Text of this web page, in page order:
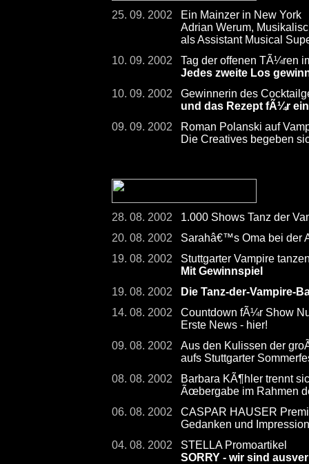
25. 09. 2002
Ein Mainzer in New York
Adrian Werum,
als Assistant Musical
10. 09. 2002
Tag der offenen TÃ¼ren
Jedes zweite Los
10. 09. 2002
Gewinnerin des
und das Rezept fÃ¼r
09. 09. 2002
Roman Polanski auf
Die Creatives begeben
28. 08. 2002
1.000 Shows Tanz der
20. 08. 2002
Sarahâ€™s Oma bei der
19. 08. 2002
Stuttgarter Vampire
Mit Gewinnspiel
19. 08. 2002
Die Tanz-der-Vampire-
14. 08. 2002
Countdown fÃ¼r Show
Erste News - hier!
09. 08. 2002
Aus den Kulissen der
aufs Stuttgarter
08. 08. 2002
Barbara KÃ¶hler trennt
Ãœbergabe im Rahmen
06. 08. 2002
CASPAR HAUSER
Gedanken und
04. 08. 2002
STELLA Promoartikel
SORRY - wir sind